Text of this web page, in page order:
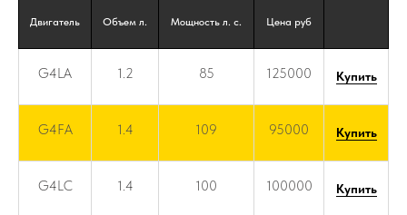
Двигатель Объем л. Мощность л. с. Цена руб
G4LA 1.2 85 125000 Купить
G4FA 1.4 109 95000 Купить
G4LC 1.4 100 100000 Купить